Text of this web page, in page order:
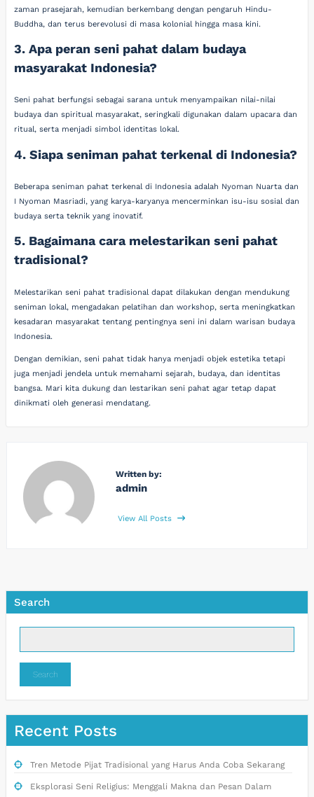
zaman prasejarah, kemudian berkembang dengan pengaruh Hindu-
Buddha, dan terus berevolusi di masa kolonial hingga masa kini.
3. Apa peran seni pahat dalam budaya
masyarakat Indonesia?
Seni pahat berfungsi sebagai sarana untuk menyampaikan nilai-nilai
budaya dan spiritual masyarakat, seringkali digunakan dalam upacara dan
ritual, serta menjadi simbol identitas lokal.
4. Siapa seniman pahat terkenal di Indonesia?
Beberapa seniman pahat terkenal di Indonesia adalah Nyoman Nuarta dan
I Nyoman Masriadi, yang karya-karyanya mencerminkan isu-isu sosial dan
budaya serta teknik yang inovatif.
5. Bagaimana cara melestarikan seni pahat
tradisional?
Melestarikan seni pahat tradisional dapat dilakukan dengan mendukung
seniman lokal, mengadakan pelatihan dan workshop, serta meningkatkan
kesadaran masyarakat tentang pentingnya seni ini dalam warisan budaya
Indonesia.
Dengan demikian, seni pahat tidak hanya menjadi objek estetika tetapi
juga menjadi jendela untuk memahami sejarah, budaya, dan identitas
bangsa. Mari kita dukung dan lestarikan seni pahat agar tetap dapat
dinikmati oleh generasi mendatang.
Written by:
admin
View All Posts
Search
Search
Recent Posts
Tren Metode Pijat Tradisional yang Harus Anda Coba Sekarang
Eksplorasi Seni Religius: Menggali Makna dan Pesan Dalam